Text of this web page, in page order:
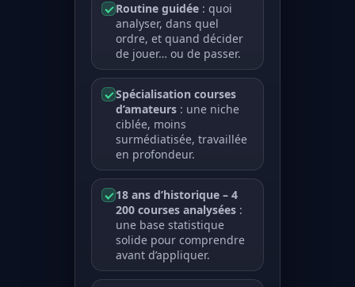
Routine guidée : quoi
analyser, dans quel
ordre, et quand décider
de jouer… ou de passer.
Spécialisation courses
d’amateurs : une niche
ciblée, moins
surmédiatisée, travaillée
en profondeur.
18 ans d’historique – 4
200 courses analysées :
une base statistique
solide pour comprendre
avant d’appliquer.